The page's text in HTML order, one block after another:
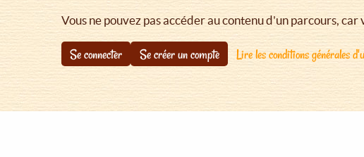
Vous ne pouvez pas accéder au contenu d'un parcours,
Se connecter Se créer un compte Lire les conditions générales